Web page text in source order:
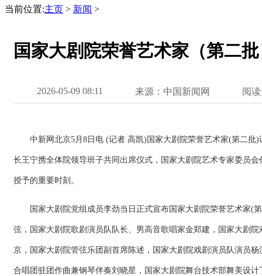
当前位置:主页 > 新闻 >
国家大剧院荣誉艺术家（第二
2026-05-09 08:11 来源：中国新闻网 阅
中新网北京5月8日电 (记者 高凯)国家大剧院荣誉艺术家(第二批)
长王宁携全体院领导班子共同出席仪式，国家大剧院艺术专家委员
授予的重要时刻。
国家大剧院党组成员李劲当日正式宣布国家大剧院荣誉艺术家(
弦，国家大剧院歌剧演员队队长、男高音歌唱家金郑建，国家大剧
京，国家大剧院管弦乐团副首席陈述，国家大剧院戏剧演员队演员
合唱团驻团作曲兼钢琴伴奏刘晓星，国家大剧院舞台技术部舞美设